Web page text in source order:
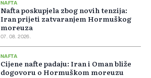
NAFTA
Nafta poskupjela zbog novih tenzija:
Iran prijeti zatvaranjem Hormuškog
moreuza
07. 08. 2026.
NAFTA
Cijene nafte padaju: Iran i Oman bliže
dogovoru o Hormuškom moreuzu